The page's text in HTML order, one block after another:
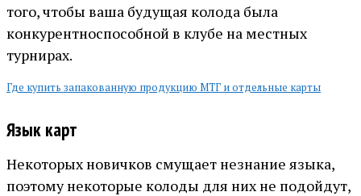
того, чтобы ваша будущая колода была
конкурентноспособной в клубе на местных
турнирах.
Где купить запакованную продукцию МТГ и отдельные карты
Язык карт
Некоторых новичков смущает незнание языка,
поэтому некоторые колоды для них не подойдут,